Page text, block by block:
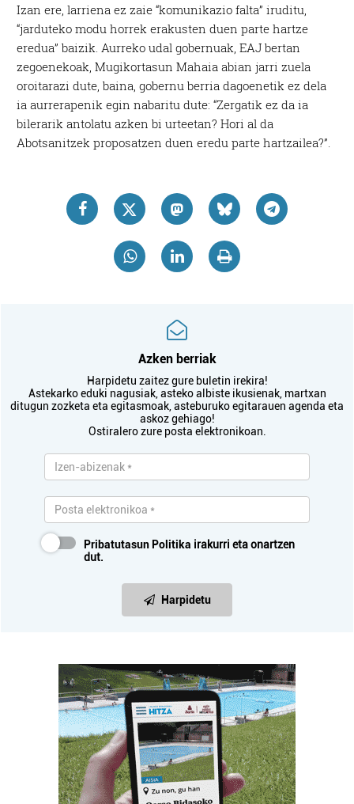
Izan ere, larriena ez zaie “komunikazio falta” iruditu,
“jarduteko modu horrek erakusten duen parte hartze
eredua” baizik. Aurreko udal gobernuak, EAJ bertan
zegoenekoak, Mugikortasun Mahaia abian jarri zuela
oroitarazi dute, baina, gobernu berria dagoenetik ez dela
ia aurrerapenik egin nabaritu dute: “Zergatik ez da ia
bilerarik antolatu azken bi urteetan? Hori al da
Abotsanitzek proposatzen duen eredu parte hartzailea?”.
Azken berriak
Harpidetu zaitez gure buletin irekira!
Astekarko eduki nagusiak, asteko albiste ikusienak, martxan
ditugun zozketa eta egitasmoak, asteburuko egitarauen agenda eta
askoz gehiago!
Ostiralero zure posta elektronikoan.
Pribatutasun Politika irakurri eta onartzen
dut.
Harpidetu